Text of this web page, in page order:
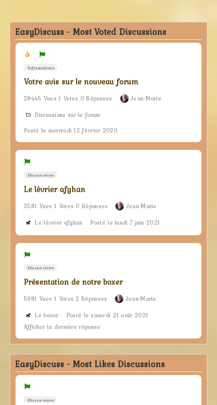
EasyDiscuss - Most Voted Discussions
Informations
Votre avis sur le nouveau forum
28445 Vues 1 Votes 0 Réponses
Jean-Marie
Discussions sur le forum
Posté le mercredi 12 février 2020
Discussions
Le lévrier afghan
3581 Vues 1 Votes 0 Réponses
Jean-Marie
Le lévrier afghan
Posté le lundi 7 juin 2021
Discussions
Présentation de notre boxer
5981 Vues 1 Votes 2 Réponses
Jean-Marie
Le boxer
Posté le samedi 21 août 2021
Afficher la dernière réponse
EasyDiscuss - Most Likes Discussions
Discussions